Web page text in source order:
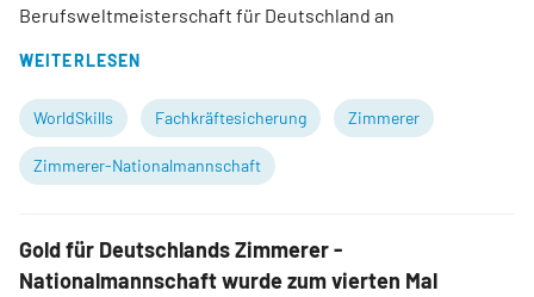
Berufsweltmeisterschaft für Deutschland an
WEITERLESEN
WorldSkills Fachkräftesicherung Zimmerer
Zimmerer-Nationalmannschaft
Gold für Deutschlands Zimmerer -
Nationalmannschaft wurde zum vierten Mal